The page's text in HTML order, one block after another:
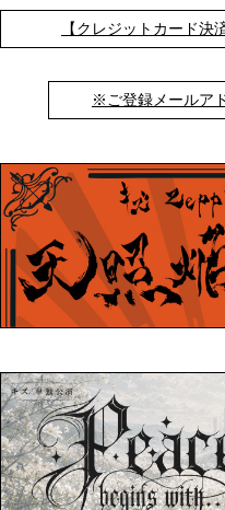
【クレジットカード決
※ご登録メールア